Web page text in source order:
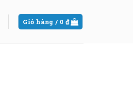
Giỏ hàng / 0 ₫